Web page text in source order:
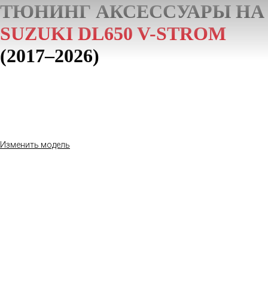
ТЮНИНГ АКСЕССУАРЫ НА
SUZUKI DL650 V-STROM
(2017–2026)
Изменить модель